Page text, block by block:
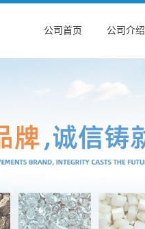
公司首页 公司介绍